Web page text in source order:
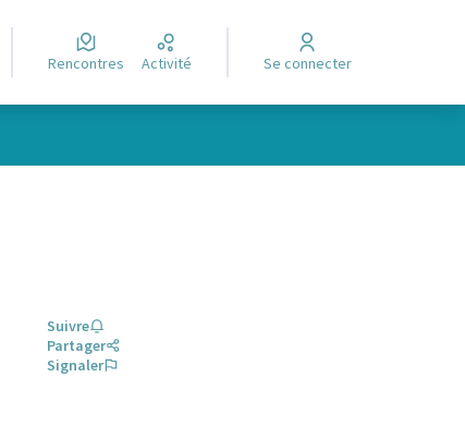
Rencontres Activité Se connecter
Suivre
Partager
Signaler